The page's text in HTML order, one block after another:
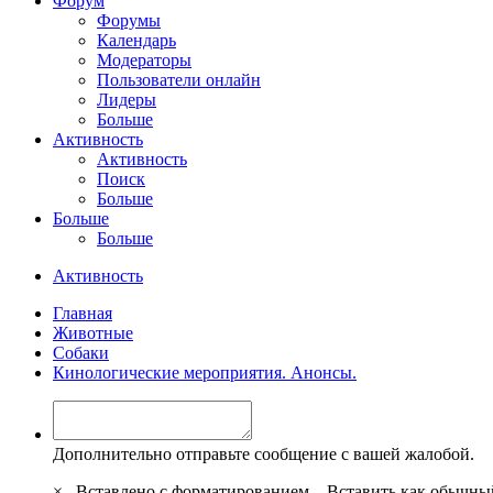
Форумы
Календарь
Модераторы
Пользователи онлайн
Лидеры
Больше
Активность
Активность
Поиск
Больше
Больше
Больше
Активность
Главная
Животные
Собаки
Кинологические мероприятия. Анонсы.
Дополнительно отправьте сообщение с вашей жалобой.